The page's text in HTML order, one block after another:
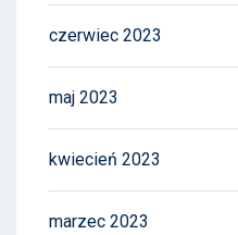
czerwiec 2023
maj 2023
kwiecień 2023
marzec 2023